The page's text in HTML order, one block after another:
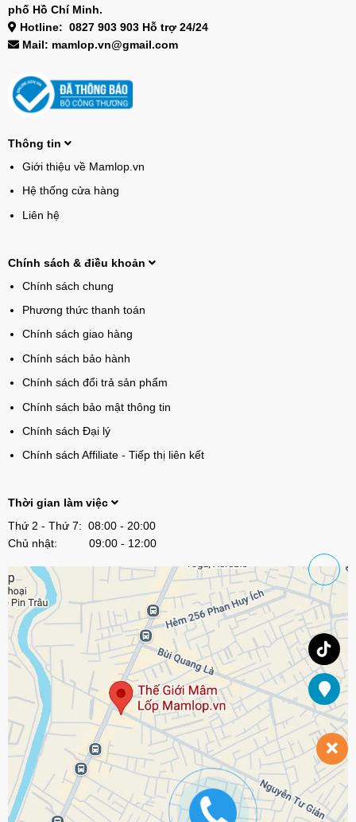
phố Hồ Chí Minh.
Hotline: 0827 903 903 Hỗ trợ 24/24
Mail: mamlop.vn@gmail.com
Thông tin
Giới thiệu về Mamlop.vn
Hệ thống cửa hàng
Liên hệ
Chính sách & điều khoản
Chính sách chung
Phương thức thanh toán
Chính sách giao hàng
Chính sách bảo hành
Chính sách đổi trả sản phẩm
Chính sách bảo mật thông tin
Chính sách Đại lý
Chính sách Affiliate - Tiếp thị liên kết
Thời gian làm việc
Thứ 2 - Thứ 7: 08:00 - 20:00
Chủ nhật: 09:00 - 12:00